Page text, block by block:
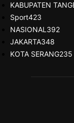
KABUPATEN
Sport423
NASIONAL 392
JAKARTA348
KOTA SERANG235